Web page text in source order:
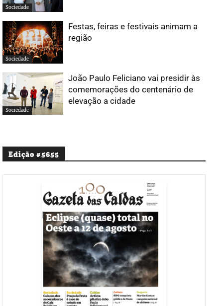
Sociedade
Sociedade
Festas, feiras e festivais animam a
região
Sociedade
João Paulo Feliciano vai presidir às
comemorações do centenário de
elevação a cidade
Edição #5655